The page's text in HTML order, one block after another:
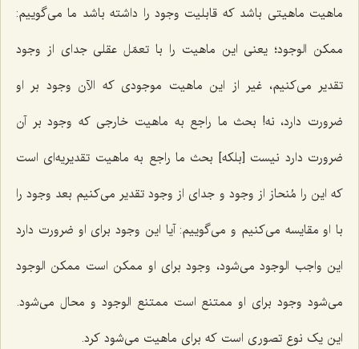
ماهیت ماهیتی باشد که قابلیت وجود را داشته باشد ما می‌گوییم:
ممکن الوجود؛ یعنی این ماهیت را با تعمّل عقلی جدای از وجود
تقدیر می‌کنیم، غیر از این ماهیت موجودی که الآن وجود بر او
ضرورت دارد، نه! بحث ما راجع به ماهیت خارجی که وجود بر آن
ضرورت دارد نیست [بلکه] بحث ما راجع به ماهیت تقدیریه‌ای است
که این را مُنحاز از وجود و جدای از وجود تقدیر می‌کنیم بعد وجود را
با او مقایسه می‌کنیم و می‌گوییم: آیا این وجود برای او ضرورت دارد
این واجب الوجود می‌شود، وجود برای او ممکن است ممکن الوجود
می‌شود وجود برای او ممتنع است ممتنع الوجود و محال می‌شود.
این یک نوع تصوری است که برای ماهیت می‌شود کرد.